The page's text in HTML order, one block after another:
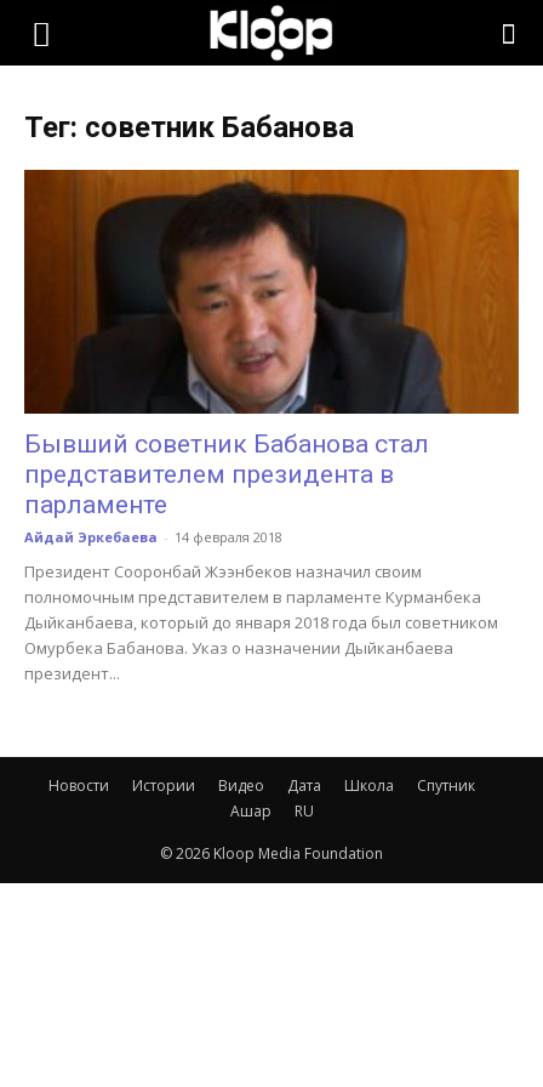
KLOOP.KG
Кыргызстана
Тег: советник Бабанова
Бывший советник Бабанова стал
представителем президента в
парламенте
Айдай Эркебаева - 14 февраля 2018
Президент Сооронбай Жээнбеков назначил своим
полномочным представителем в парламенте Курманбека
Дыйканбаева, который до января 2018 года был советником
Омурбека Бабанова. Указ о назначении Дыйканбаева
президент...
Новости Истории Видео Дата Школа
Спутник
Ашар
RU
© 2026 Kloop Media Foundation